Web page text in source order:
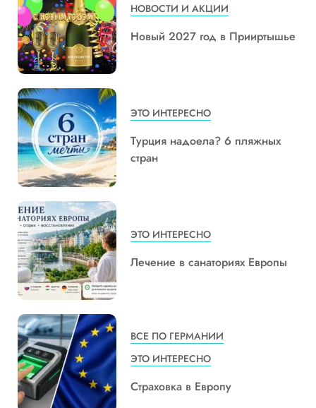
НОВОСТИ И АКЦИИ
Новый 2027 год в Прииртышье
ЭТО ИНТЕРЕСНО
Турция надоела? 6 пляжных
стран
ЭТО ИНТЕРЕСНО
Лечение в санаториях Европы
ВСЕ ПО ГЕРМАНИИ
ЭТО ИНТЕРЕСНО
Страховка в Европу